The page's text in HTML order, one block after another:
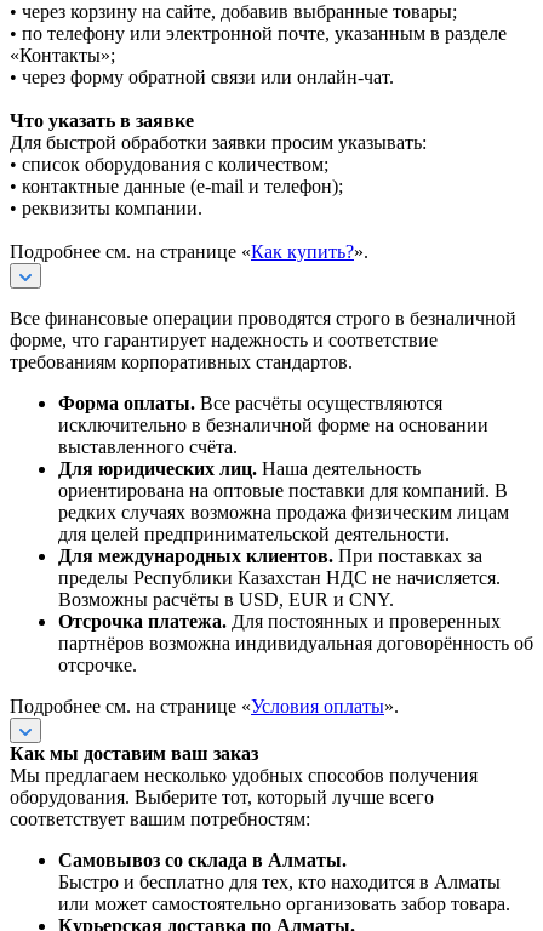
• через корзину на сайте, добавив выбранные товары;
• по телефону или электронной почте, указанным в разделе
«Контакты»;
• через форму обратной связи или онлайн-чат.
Что указать в заявке
Для быстрой обработки заявки просим указывать:
• список оборудования с количеством;
• контактные данные (e-mail и телефон);
• реквизиты компании.
Подробнее см. на странице «Как купить?».
Все финансовые операции проводятся строго в безналичной
форме, что гарантирует надежность и соответствие
требованиям корпоративных стандартов.
Форма оплаты. Все расчёты осуществляются
исключительно в безналичной форме на основании
выставленного счёта.
Для юридических лиц. Наша деятельность
ориентирована на оптовые поставки для компаний. В
редких случаях возможна продажа физическим лицам
для целей предпринимательской деятельности.
Для международных клиентов. При поставках за
пределы Республики Казахстан НДС не начисляется.
Возможны расчёты в USD, EUR и CNY.
Отсрочка платежа. Для постоянных и проверенных
партнёров возможна индивидуальная договорённость об
отсрочке.
Подробнее см. на странице «Условия оплаты».
Как мы доставим ваш заказ
Мы предлагаем несколько удобных способов получения
оборудования. Выберите тот, который лучше всего
соответствует вашим потребностям:
Самовывоз со склада в Алматы.
Быстро и бесплатно для тех, кто находится в Алматы
или может самостоятельно организовать забор товара.
Курьерская доставка по Алматы.